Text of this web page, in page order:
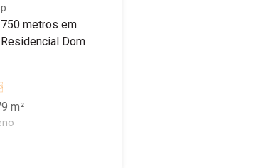
Bosco Rio
metros em
Dom
m²